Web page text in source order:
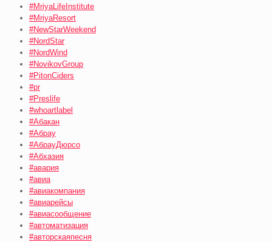
#MriyaLifeInstitute
#MriyaResort
#NewStarWeekend
#NordStar
#NordWind
#NovikovGroup
#PitonCiders
#pr
#Preslife
#whoartlabel
#Абакан
#Абрау
#АбрауДюрсо
#Абхазия
#авария
#авиа
#авиакомпания
#авиарейсы
#авиасообщение
#автоматизация
#авторскаяпесня